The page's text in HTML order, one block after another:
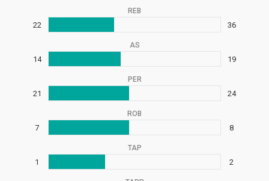
REB
22 36
AS
14 19
PER
21 24
ROB
7 8
TAP
1 2